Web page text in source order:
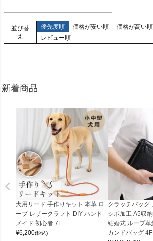
並び替
え
優先度順 価格が安い順 価格が高い順
レビュー順
新着商品
犬用リード 手作りキット 本革 ロ
ープ レザークラフト DIY ハンド
メイド 初心者 7F
¥6,200(税込)
クラッチバッグ
シボ加工 A5収
結婚式 ループ革
カンドバッグ